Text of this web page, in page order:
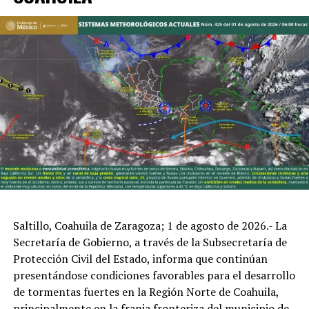
– Viernes: Máxima 35°C / Mínima 15°C
– Sábado: Máxima 27°C / Mínima 12°C
– Domingo: Máxima 28°C / Mínima 10°C
Región Carbonífera
– Viernes: Máxima 37°C / Mínima 16°C
ADVERTISEMENT
Saltillo, Coahuila de Zaragoza; 1 de agosto de 2026.- La
Secretaría de Gobierno, a través de la Subsecretaría de
Protección Civil del Estado, informa que continúan
presentándose condiciones favorables para el desarrollo
de tormentas fuertes en la Región Norte de Coahuila,